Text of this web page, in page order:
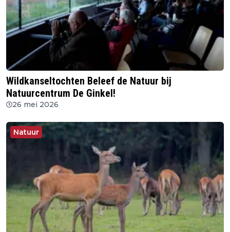
Wildkanseltochten Beleef de Natuur bij
Natuurcentrum De Ginkel!
26 mei 2026
Natuur